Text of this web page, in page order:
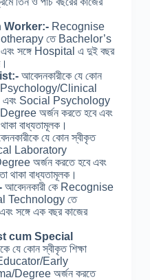
Worker:- Recognise
তে Bachelor’s
সঙ্গে Hospital এ দুই বছর
আবেদনকারীকে যে কোন
Psychology/Clinical
Social Psychology
অর্জন করতে হবে এবং
বাধ্যতামূলক।
যে কোন স্বীকৃত
Laboratory
অর্জন করতে হবে এবং
থাকা বাধ্যতামূলক।
আবেদনকারী কে Recognise
Technology তে
সঙ্গে এক বছর কাজের
cum Special
যে কোন স্বীকৃত শিক্ষা
Educator/Early
Degree অর্জন করতে